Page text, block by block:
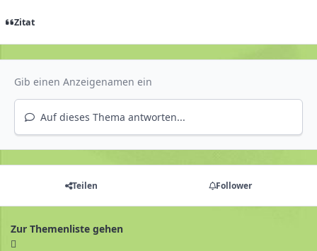
Zitat
Auf dieses Thema antworten...
Teilen Follower
Zur Themenliste gehen